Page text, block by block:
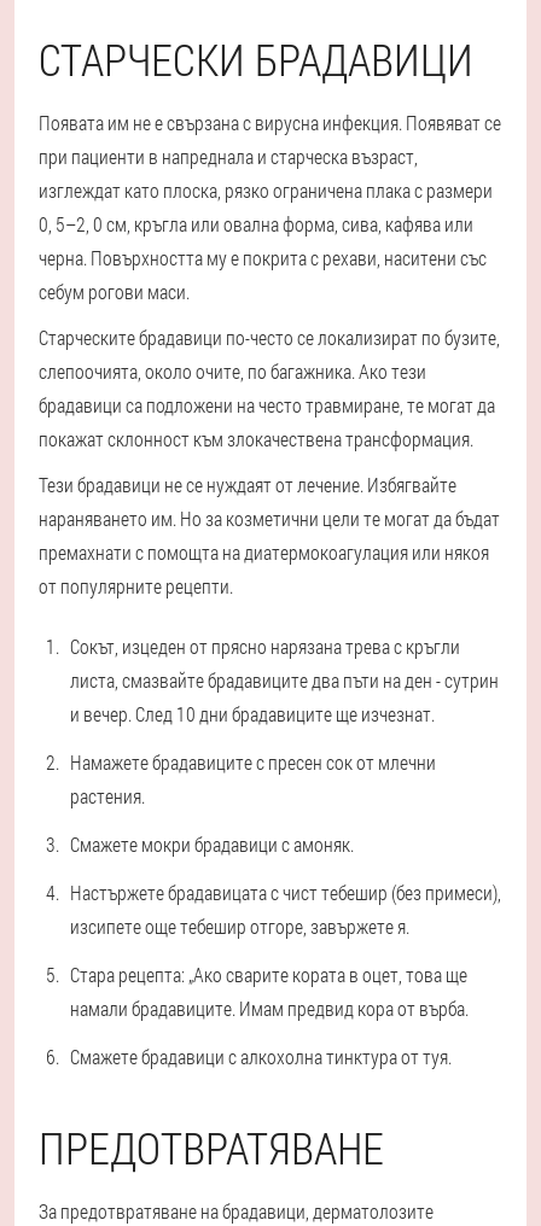
СТАРЧЕСКИ БРАДАВИЦИ
Появата им не е свързана с вирусна инфекция. Появяват се
при пациенти в напреднала и старческа възраст,
изглеждат като плоска, рязко ограничена плака с размери
0, 5–2, 0 см, кръгла или овална форма, сива, кафява или
черна. Повърхността му е покрита с рехави, наситени със
себум рогови маси.
Старческите брадавици по-често се локализират по бузите,
слепоочията, около очите, по багажника. Ако тези
брадавици са подложени на често травмиране, те могат да
покажат склонност към злокачествена трансформация.
Тези брадавици не се нуждаят от лечение. Избягвайте
нараняването им. Но за козметични цели те могат да бъдат
премахнати с помощта на диатермокоагулация или някоя
от популярните рецепти.
Сокът, изцеден от прясно нарязана трева с кръгли
листа, смазвайте брадавиците два пъти на ден - сутрин
и вечер. След 10 дни брадавиците ще изчезнат.
Намажете брадавиците с пресен сок от млечни
растения.
Смажете мокри брадавици с амоняк.
Настържете брадавицата с чист тебешир (без примеси),
изсипете още тебешир отгоре, завържете я.
Стара рецепта: „Ако сварите кората в оцет, това ще
намали брадавиците. Имам предвид кора от върба.
Смажете брадавици с алкохолна тинктура от туя.
ПРЕДОТВРАТЯВАНЕ
За предотвратяване на брадавици, дерматолозите